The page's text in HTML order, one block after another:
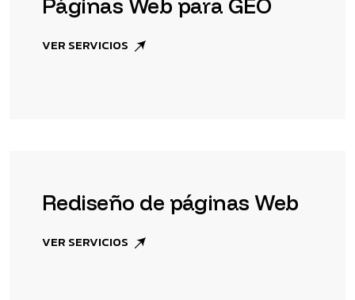
Páginas Web para GEO
VER SERVICIOS
Rediseño de páginas Web
VER SERVICIOS